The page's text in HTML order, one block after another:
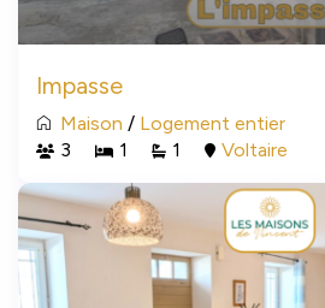
Impasse
Maison / Logement entier
3
1 1 Voltaire